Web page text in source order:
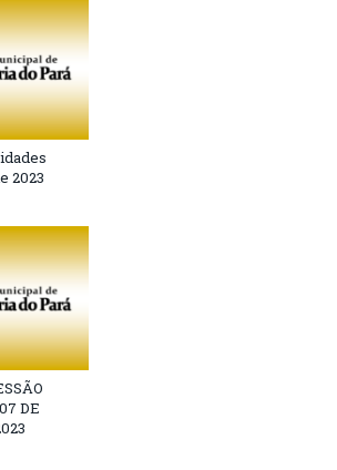
2023
DE